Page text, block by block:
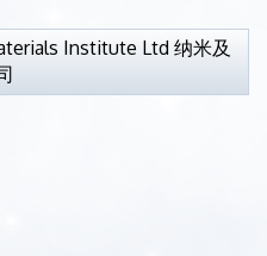
Institute Ltd 纳米及